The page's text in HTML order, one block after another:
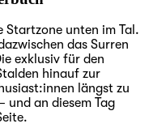
unten im Tal.
das Surren
exklusiv für den
hinauf zur
längst zu
und an diesem Tag